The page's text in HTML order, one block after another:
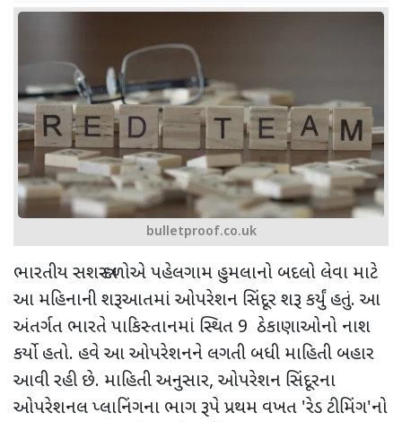
bulletproof.co.uk
ભારતીય સશસ્ત્ર દળોએ પહેલગામ હુમલાનો બદલો લેવા માટે
આ મહિનાની શરૂઆતમાં ઓપરેશન સિંદૂર શરૂ કર્યું હતું. આ
અંતર્ગત ભારતે પાકિસ્તાનમાં સ્થિત 9 ઠેકાણાઓનો નાશ
કર્યો હતો. હવે આ ઓપરેશનને લગતી બધી માહિતી બહાર
આવી રહી છે. માહિતી અનુસાર, ઓપરેશન સિંદૂરના
ઓપરેશનલ પ્લાનિંગના ભાગ રૂપે પ્રથમ વખત 'રેડ ટીમિંગ'નો